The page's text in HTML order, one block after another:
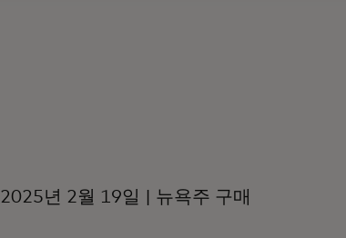
2025년 2월 19일 | 뉴욕주 구매